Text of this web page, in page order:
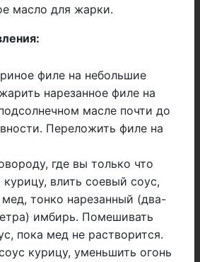
масло для жарки.
филе на небольшие
нарезанное филе на
масле почти до
Переложить филе на
где вы только что
влить соевый соус,
мед, тонко нарезанный (два-
имбирь. Помешивать
пока мед не растворится.
курицу, уменьшить огонь